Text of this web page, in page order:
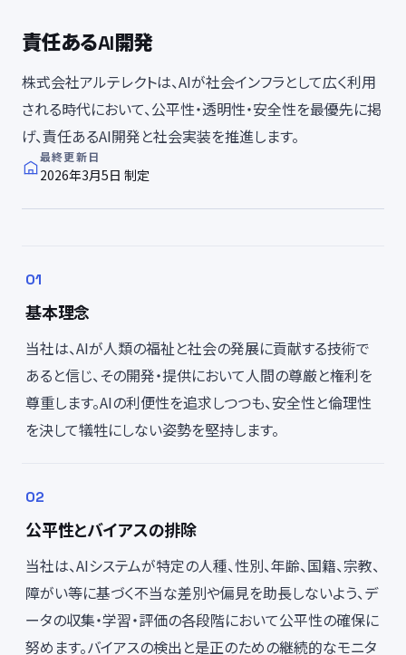
責任あるAI開発
株式会社アルテレクトは、AIが社会インフラとして広く利用
される時代において、公平性・透明性・安全性を最優先に掲
げ、責任あるAI開発と社会実装を推進します。
最終更新日
2026年3月5日 制定
基本理念
当社は、AIが人類の福祉と社会の発展に貢献する技術で
あると信じ、その開発・提供において人間の尊厳と権利を
尊重します。AIの利便性を追求しつつも、安全性と倫理性
を決して犠牲にしない姿勢を堅持します。
公平性とバイアスの排除
当社は、AIシステムが特定の人種、性別、年齢、国籍、宗教、
障がい等に基づく不当な差別や偏見を助長しないよう、デ
ータの収集・学習・評価の各段階において公平性の確保に
努めます。バイアスの検出と是正のための継続的なモニタ